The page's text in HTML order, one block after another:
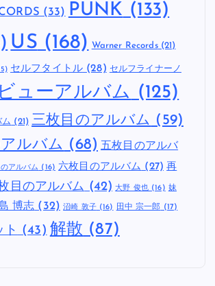
(33) PUNK (133)
US (168) Warner Records(21)
セルフタイトル(28) セルフライナーノ
ューアルバム (125)
ム (21) 三枚目のアルバム (59)
ルバム (68) 五枚目のアルバ
アルバム (16) 六枚目のアルバム (27) 再
目のアルバム (42) 大野 俊也(16) 妹
博志 (32) 沼崎 敦子(16) 田中 宗一郎 (17)
ト (43) 解散 (87)